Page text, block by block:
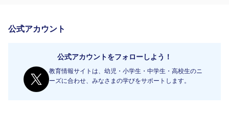
公式アカウント
公式アカウントをフォローしよう！
教育情報サイトは、幼児・小学生・中学生・高校生のニ
ーズに合わせ、みなさまの学びをサポートします。